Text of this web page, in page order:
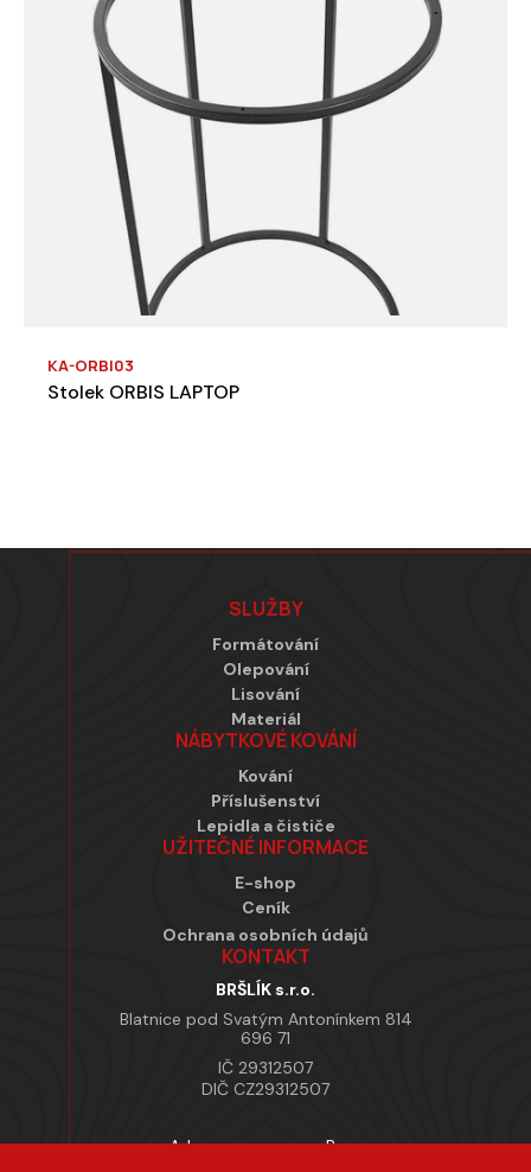
KA-ORBI03
Stolek ORBIS LAPTOP
Zápatí
SLUŽBY
Formátování
Olepování
Lisování
Materiál
NÁBYTKOVÉ KOVÁNÍ
Kování
Příslušenství
Lepidla a čističe
UŽITEČNÉ INFORMACE
E-shop
Ceník
Ochrana osobních údajů
KONTAKT
BRŠLÍK s.r.o.
Blatnice pod Svatým Antonínkem 814
696 71
IČ 29312507
DIČ CZ29312507
Adresa provozovny Brno